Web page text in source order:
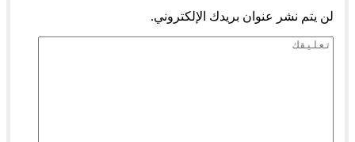
لن يتم نشر عنوان بريدك الإلكتروني.